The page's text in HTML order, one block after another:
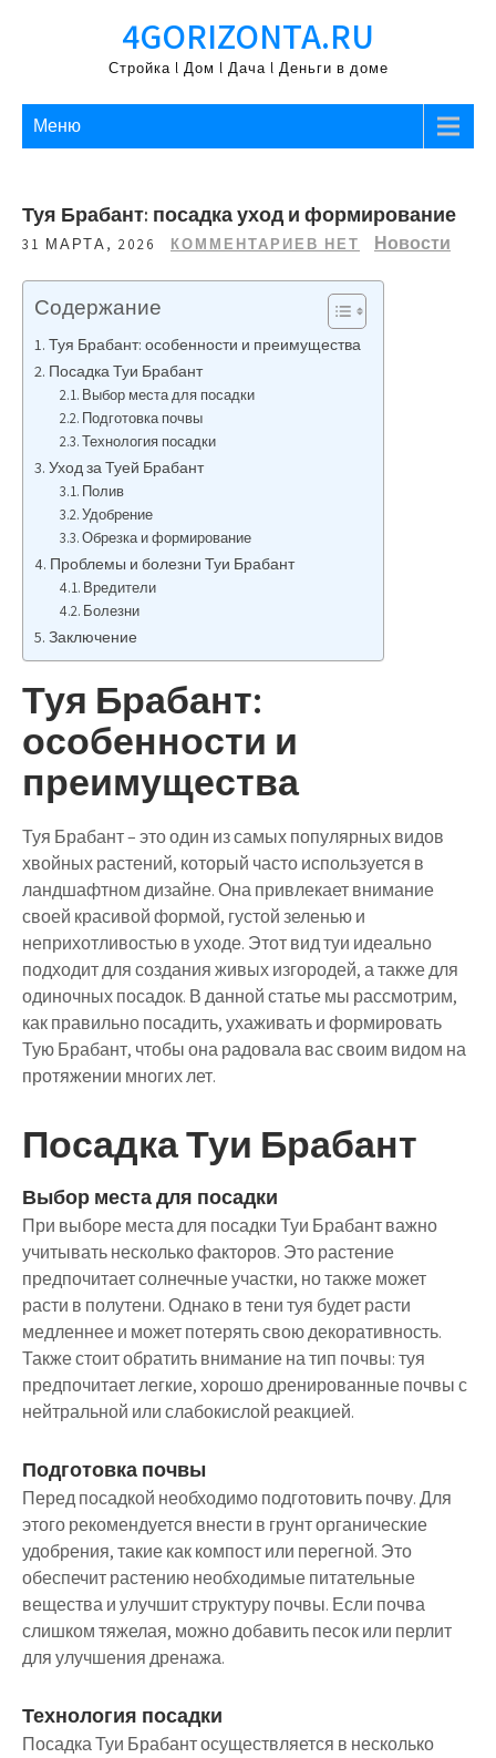
содержимому
4GORIZONTA.RU
Стройка l Дом l Дача l Деньги в доме
Меню
Туя Брабант: посадка уход и формирование
31 МАРТА, 2026 КОММЕНТАРИЕВ НЕТ Новости
Содержание
Туя Брабант: особенности и преимущества
Посадка Туи Брабант
Выбор места для посадки
Подготовка почвы
Технология посадки
Уход за Туей Брабант
Полив
Удобрение
Обрезка и формирование
Проблемы и болезни Туи Брабант
Вредители
Болезни
Заключение
Туя Брабант:
особенности и
преимущества
Туя Брабант – это один из самых популярных видов
хвойных растений, который часто используется в
ландшафтном дизайне. Она привлекает внимание
своей красивой формой, густой зеленью и
неприхотливостью в уходе. Этот вид туи идеально
подходит для создания живых изгородей, а также для
одиночных посадок. В данной статье мы рассмотрим,
как правильно посадить, ухаживать и формировать
Тую Брабант, чтобы она радовала вас своим видом на
протяжении многих лет.
Посадка Туи Брабант
Выбор места для посадки
При выборе места для посадки Туи Брабант важно
учитывать несколько факторов. Это растение
предпочитает солнечные участки, но также может
расти в полутени. Однако в тени туя будет расти
медленнее и может потерять свою декоративность.
Также стоит обратить внимание на тип почвы: туя
предпочитает легкие, хорошо дренированные почвы с
нейтральной или слабокислой реакцией.
Подготовка почвы
Перед посадкой необходимо подготовить почву. Для
этого рекомендуется внести в грунт органические
удобрения, такие как компост или перегной. Это
обеспечит растению необходимые питательные
вещества и улучшит структуру почвы. Если почва
слишком тяжелая, можно добавить песок или перлит
для улучшения дренажа.
Технология посадки
Посадка Туи Брабант осуществляется в несколько